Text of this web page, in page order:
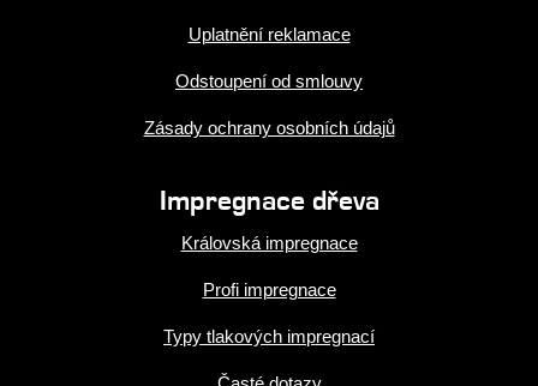
Uplatnění reklamace
Odstoupení od smlouvy
Zásady ochrany osobních údajů
Impregnace dřeva
Královská impregnace
Profi impregnace
Typy tlakových impregnací